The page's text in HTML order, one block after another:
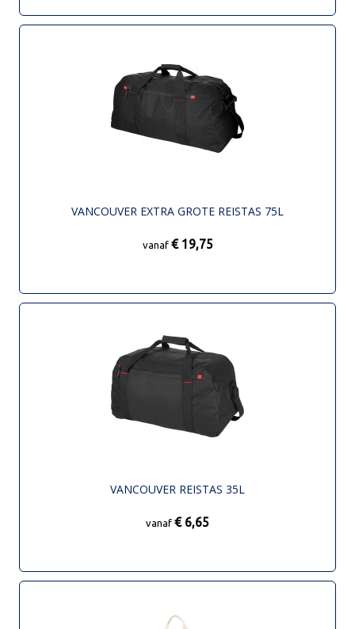
VANCOUVER EXTRA GROTE REISTAS 75L
vanaf € 19,75
VANCOUVER REISTAS 35L
vanaf € 6,65